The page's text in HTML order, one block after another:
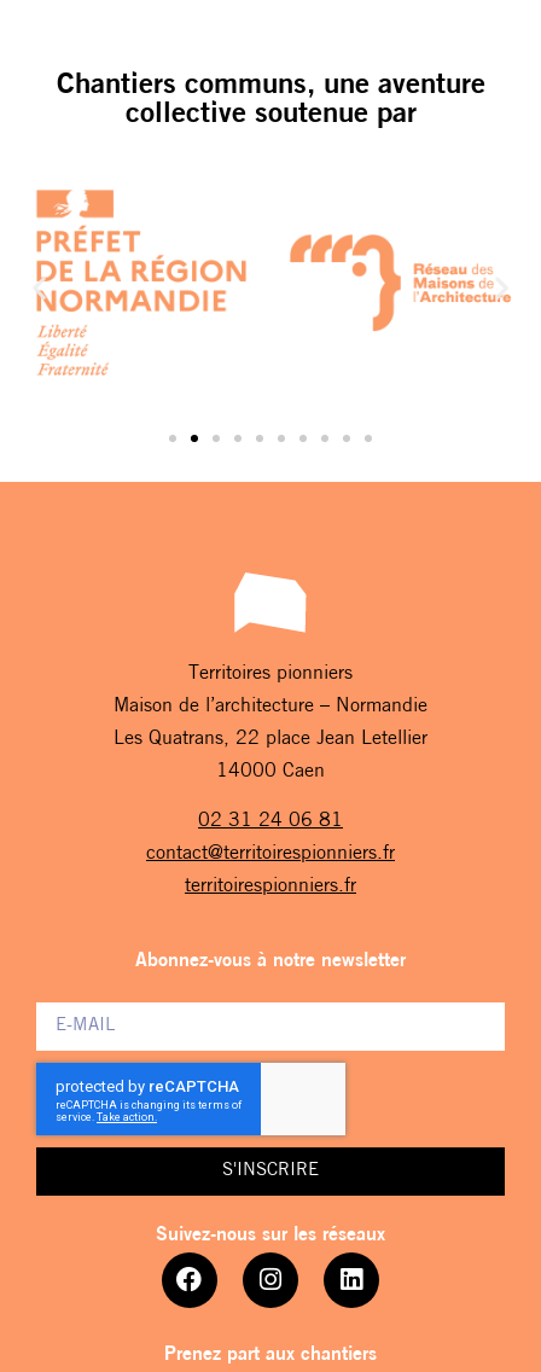
Chantiers communs, une aventure
collective soutenue par
Territoires pionniers
Maison de l’architecture – Normandie
Les Quatrans, 22 place Jean Letellier
14000 Caen
02 31 24 06 81
contact@territoirespionniers.fr
territoirespionniers.fr
Abonnez-vous à notre newsletter
S'INSCRIRE
Suivez-nous sur les réseaux
Prenez part aux chantiers